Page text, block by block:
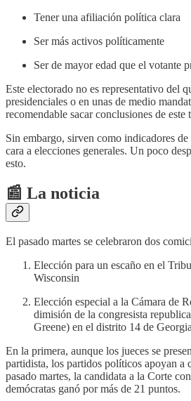
Tener una afiliación política clara
Ser más activos políticamente
Ser de mayor edad que el votante
Este electorado no es representativo del
presidenciales o en unas de medio
recomendable sacar conclusiones de este
Sin embargo, sirven como indicadores
cara a elecciones generales. Un poco
esto.
📰 La noticia
El pasado martes se celebraron dos
Elección para un escaño en el
Wisconsin
Elección especial a la Cámara de
dimisión de la congresista
Greene) en el distrito 14 de
En la primera, aunque los jueces se
partidista, los partidos políticos apoyan a
pasado martes, la candidata a la Corte
demócratas ganó por más de 21 puntos.